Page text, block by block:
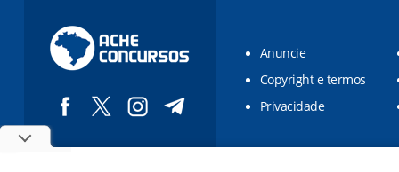
Anuncie
Copyright e termos
Privacidade